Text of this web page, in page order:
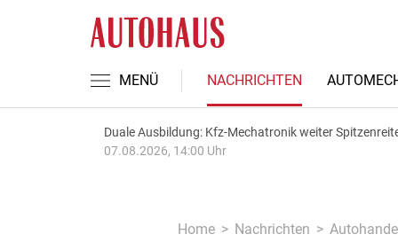
MENÜ NACHRICHTEN
Duale Ausbildung: Kfz-Mechatronik weiter
07.08.2026, 14:00 Uhr
Home Nachrichten